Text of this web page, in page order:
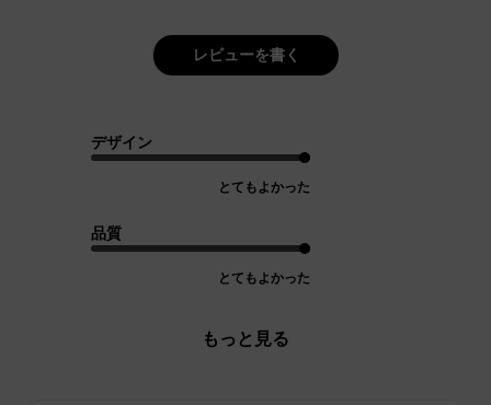
レビューを書く
デザイン
とてもよかった
品質
とてもよかった
もっと見る